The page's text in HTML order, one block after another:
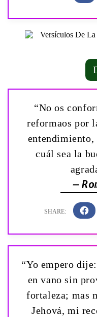
“No os
reformaos por
entendimiento,
cuál sea la
—
“Yo empero
en vano sin
fortaleza; mas
Jehová, mi